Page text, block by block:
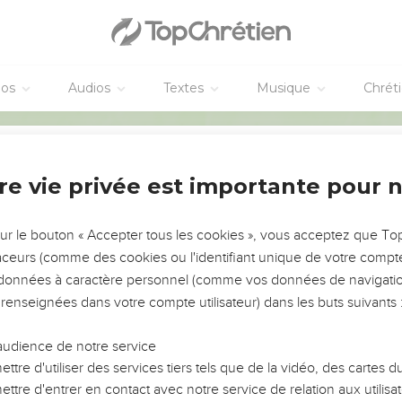
Audios Textes Musique
LES VOTRES ?
leur impact, leur foi ou leur vision. Mais on voit
qu'ils ont traversés, alors même que ce sont
et responsables reviennent sur les erreurs
avec plus de sagesse afin que leurs erreurs
ministère, une équipe, un groupe ou une famille,
Partager par email
destinataire(s) (max 10) :
vie privée est importante pour
le bouton « Accepter tous les cookies », vous acceptez que
(comme des cookies ou l'identifiant unique de votre
à caractère personnel (comme vos données de
dans votre compte utilisateur) dans les buts suivants
de notre service
d'utiliser des services tiers tels que de la vidéo, des cartes
d'entrer en contact avec notre service de relation aux